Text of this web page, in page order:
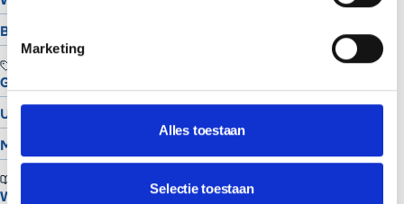
Marketing
Alles toestaan
Selectie toestaan
Bekijk alle locaties
Gratis Logo Maker
UTM Builder
Meta Snippet Generator
Website voor schilders